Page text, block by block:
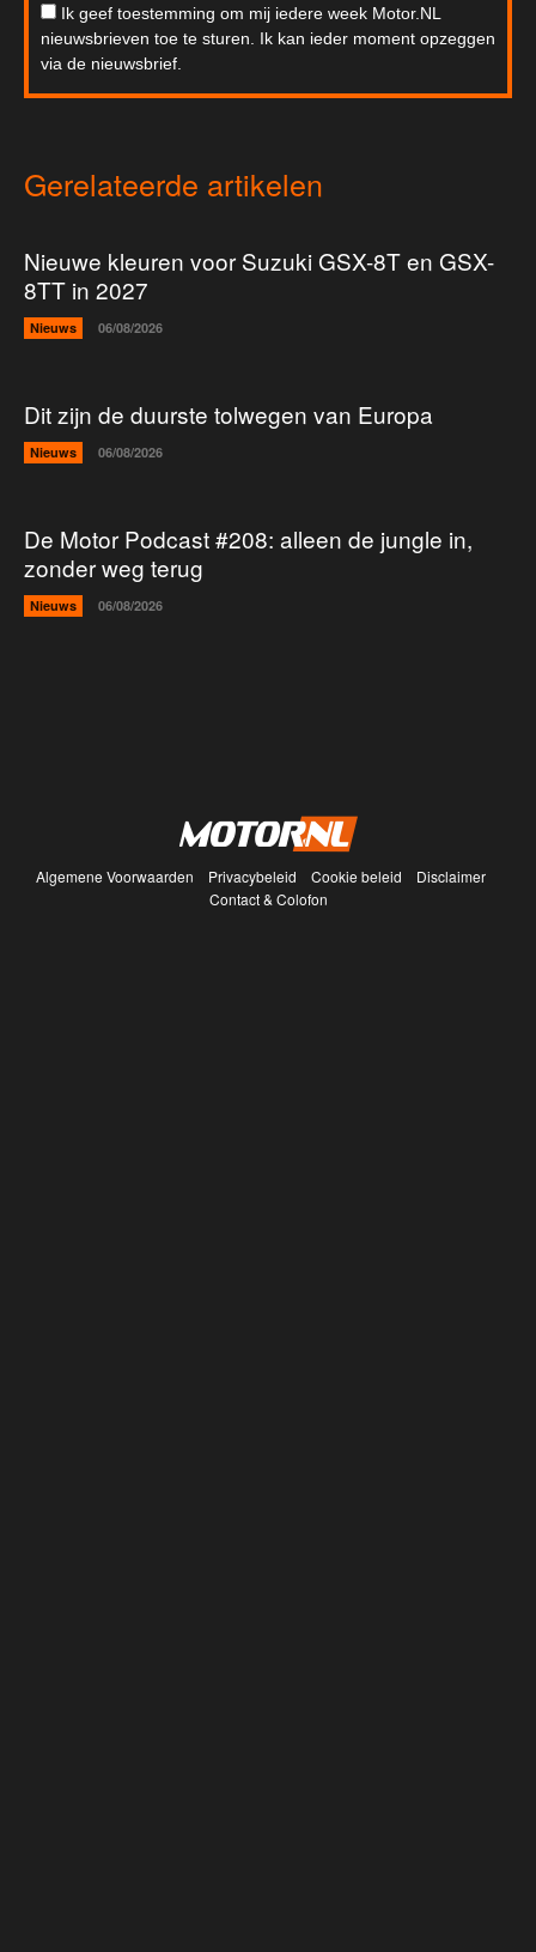
Ik geef toestemming om mij iedere week Motor.NL
nieuwsbrieven toe te sturen. Ik kan ieder moment opzeggen
via de nieuwsbrief.
Gerelateerde artikelen
Nieuwe kleuren voor Suzuki GSX-8T en GSX-
8TT in 2027
Nieuws 06/08/2026
Dit zijn de duurste tolwegen van Europa
Nieuws 06/08/2026
De Motor Podcast #208: alleen de jungle in,
zonder weg terug
Nieuws 06/08/2026
Algemene Voorwaarden Privacybeleid Cookie beleid
Disclaimer
Contact & Colofon